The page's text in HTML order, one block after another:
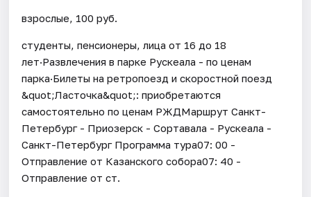
взрослые, 100 руб.
студенты, пенсионеры, лица от 16 до 18
лет·Развлечения в парке Рускеала - по ценам
парка·Билеты на ретропоезд и скоростной поезд
&quot;Ласточка&quot;: приобретаются
самостоятельно по ценам РЖДМаршрут Санкт-
Петербург - Приозерск - Сортавала - Рускеала -
Санкт-Петербург Программа тура07: 00 -
Отправление от Казанского собора07: 40 -
Отправление от ст.